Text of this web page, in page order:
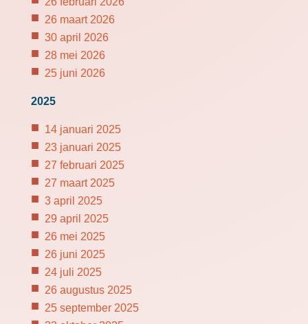
26 maart 2026
30 april 2026
28 mei 2026
25 juni 2026
2025
14 januari 2025
23 januari 2025
27 februari 2025
27 maart 2025
3 april 2025
29 april 2025
26 mei 2025
26 juni 2025
24 juli 2025
26 augustus 2025
25 september 2025